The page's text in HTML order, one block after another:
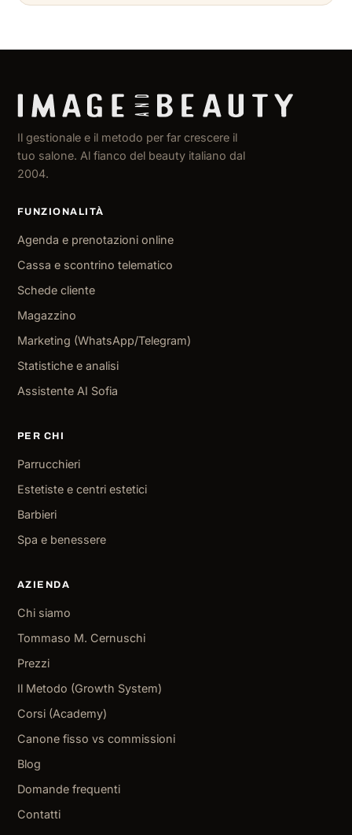
Il gestionale e il metodo per far crescere il
tuo salone. Al fianco del beauty italiano dal
2004.
FUNZIONALITÀ
Agenda e prenotazioni online
Cassa e scontrino telematico
Schede cliente
Magazzino
Marketing (WhatsApp/Telegram)
Statistiche e analisi
Assistente AI Sofia
PER CHI
Parrucchieri
Estetiste e centri estetici
Barbieri
Spa e benessere
AZIENDA
Chi siamo
Tommaso M. Cernuschi
Prezzi
Il Metodo (Growth System)
Corsi (Academy)
Canone fisso vs commissioni
Blog
Domande frequenti
Contatti